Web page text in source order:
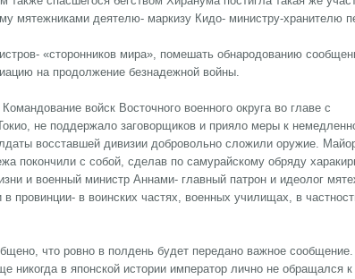
мятежниками деятелю- маркизу Кидо- министру-хранителю
«сторонников мира», помешать обнародованию
на продолжение безнадежной войны.
войск Восточного военного округа во главе с
не поддержало заговорщиков и прияло меры к
восставшей дивизии добровольно сложили оружие.
покончили с собой, сделав по самурайскому обряду
и военный министр Аннами- главный патрон и идеолог
провинции- в воинских частях, военных училищах, в
что ровно в полдень будет передано важное
никогда в японской истории император лично не обращался к